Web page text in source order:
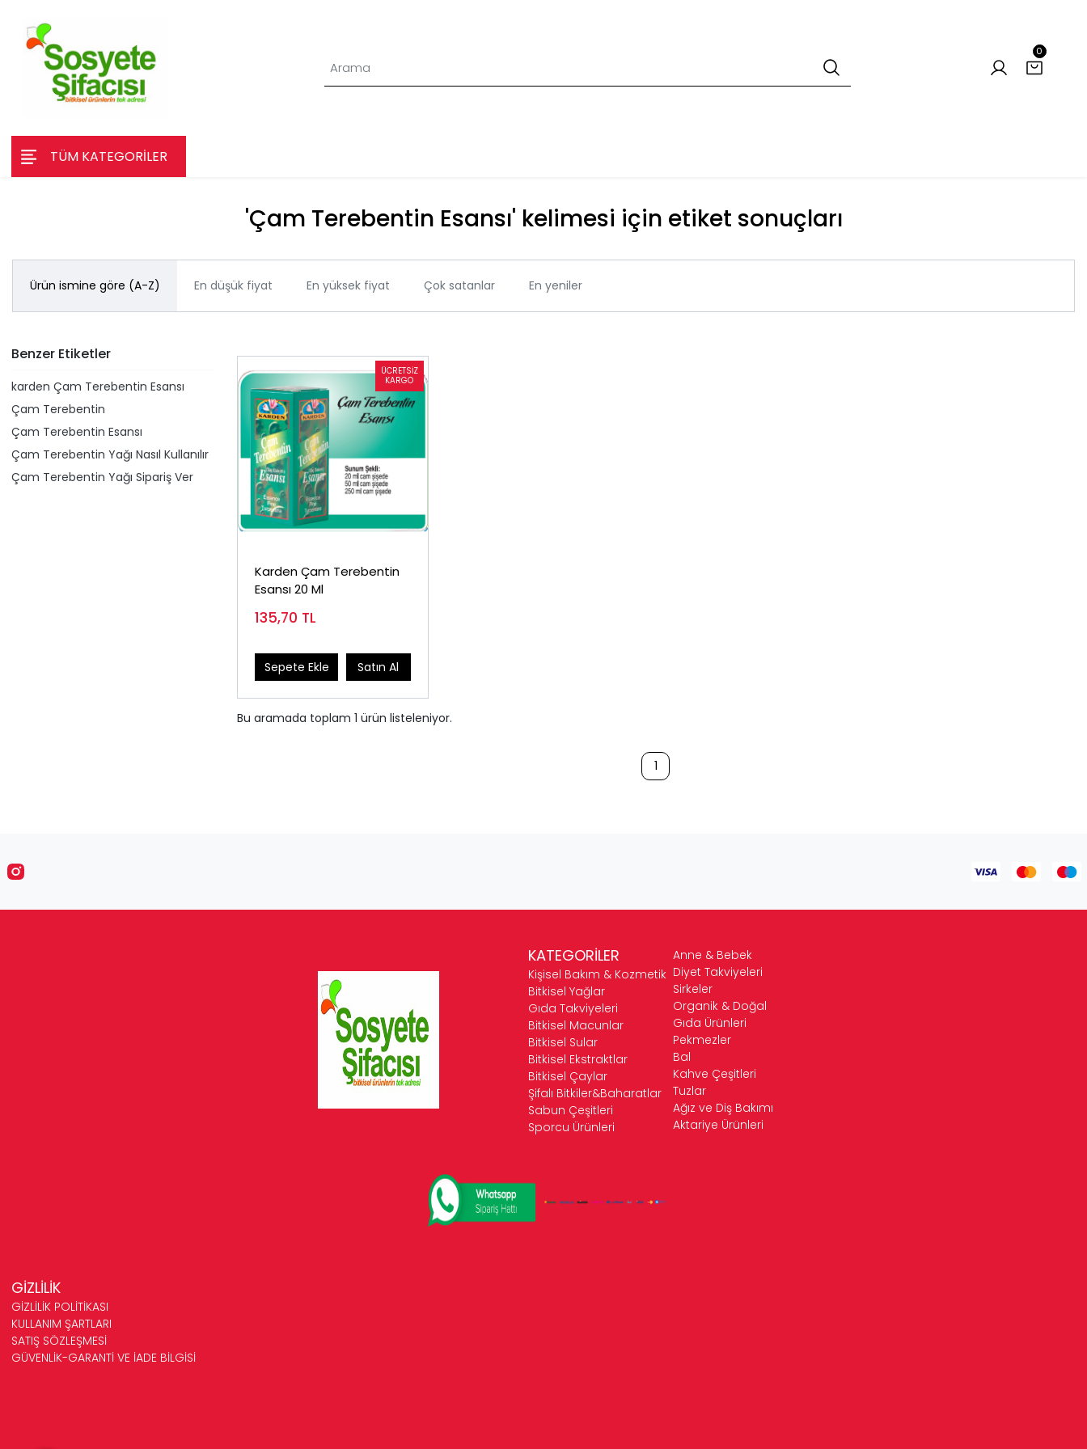
0
TÜM KATEGORİLER
'Çam Terebentin Esansı' kelimesi için etiket sonuçları
Ürün ismine göre (A-Z) En düşük fiyat En yüksek fiyat Çok satanlar En yeniler
Benzer Etiketler
​karden Çam Terebentin Esansı
Çam Terebentin
Çam Terebentin Esansı
Çam Terebentin Yağı Nasıl Kullanılır
Çam Terebentin Yağı Sipariş Ver
Karden Çam Terebentin
Esansı 20 Ml
135,70 TL
Sepete Ekle Satın Al
Bu aramada toplam 1 ürün listeleniyor.
1
KATEGORİLER
Kişisel Bakım & Kozmetik
Bitkisel Yağlar
Gıda Takviyeleri
Bitkisel Macunlar
Bitkisel Sular
Bitkisel Ekstraktlar
Bitkisel Çaylar
Şifalı Bitkiler&Baharatlar
Sabun Çeşitleri
Sporcu Ürünleri
Anne & Bebek
Diyet Takviyeleri
Sirkeler
Organik & Doğal
Gıda Ürünleri
Pekmezler
Bal
Kahve Çeşitleri
Tuzlar
Ağız ve Diş Bakımı
Aktariye Ürünleri
GİZLİLİK
GİZLİLİK POLİTİKASI
KULLANIM ŞARTLARI
SATIŞ SÖZLEŞMESİ
GÜVENLİK-GARANTİ VE İADE BİLGİSİ